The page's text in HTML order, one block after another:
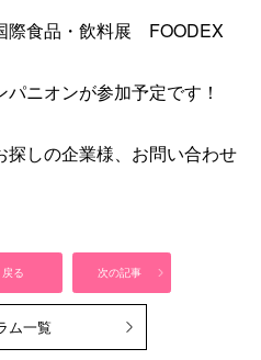
際食品・飲料展 FOODEX
ニオンが参加予定です！
探しの企業様、お問い合わせ
戻る 次の記事
ム一覧